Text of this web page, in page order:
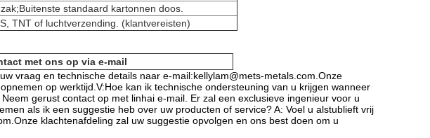
standaard kartonnen doos.
TNT of luchtverzending. (klantvereisten)
met ons op via e-mail
vraag en technische details naar e-mail:kellylam@mets-metals.com.Onze
op werktijd.V:Hoe kan ik technische ondersteuning van u krijgen wanneer
gerust contact op met linhai e-mail. Er zal een exclusieve ingenieur voor u
als ik een suggestie heb over uw producten of service? A: Voel u alstublieft vrij
klachtenafdeling zal uw suggestie opvolgen en ons best doen om u